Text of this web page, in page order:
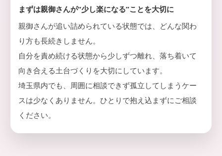
まずは親御さんが“少し楽になる”ことを大切に
親御さんが追い詰められている状態では、どんな関わ
り方も長続きしません。
自分を責め続ける状態から少しずつ離れ、落ち着いて
向き合える土台づくりを大切にしています。
埼玉県内でも、周囲に相談できず孤立してしまうケー
スは少なくありません。ひとりで抱え込まずにご相談
ください。